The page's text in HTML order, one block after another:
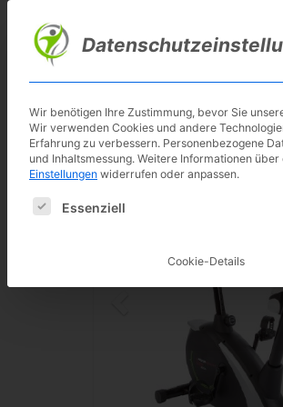
content
Wir benötigen Ihre Zustimmung, bevor Sie
Wir verwenden Cookies und andere
Erfahrung zu verbessern. Personenbezogene
und Inhaltsmessung. Weitere Informationen
Einstellungen widerrufen oder anpassen.
Es folgt eine Liste der Service-
Essenziell
Cookie-Details